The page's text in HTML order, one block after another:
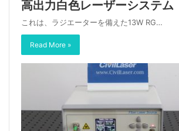
高出力白色レーザーシステム
これは、ラジエーターを備えた13W RG…
Read More »